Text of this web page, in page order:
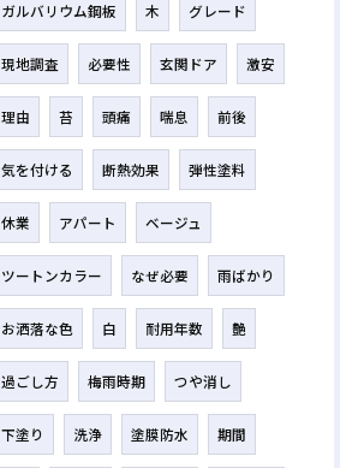
ガルバリウム鋼板 木 グレード
現地調査 必要性 玄関ドア 激安
理由 苔 頭痛 喘息 前後
気を付ける 断熱効果 弾性塗料
休業 アパート ベージュ
ツートンカラー なぜ必要 雨ばかり
お洒落な色 白 耐用年数 艶
過ごし方 梅雨時期 つや消し
下塗り 洗浄 塗膜防水 期間